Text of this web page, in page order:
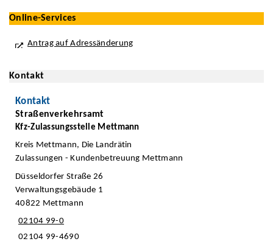
Online-Services
Antrag auf Adressänderung
Kontakt
Kontakt
Straßenverkehrsamt
Kfz-Zulassungsstelle Mettmann
Kreis Mettmann, Die Landrätin
Zulassungen - Kundenbetreuung Mettmann
Düsseldorfer Straße 26
Verwaltungsgebäude 1
40822 Mettmann
02104 99-0
02104 99-4690